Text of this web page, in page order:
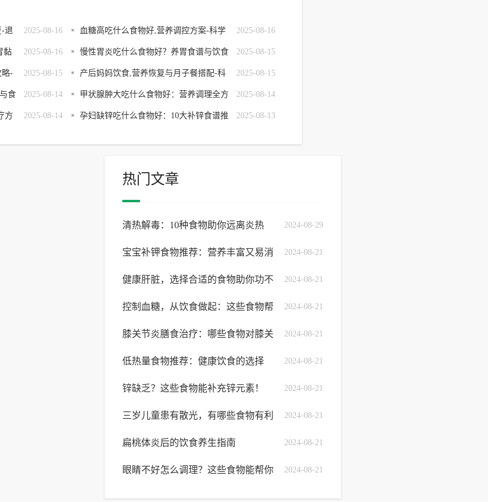
2025-08-16
退 2025-08-16
血糖高吃什么食物好,营养调控方案-科学
控糖指南
2025-08-16
黏 2025-08-15
慢性胃炎吃什么食物好？养胃食谱与饮食
调理指南
2025-08-15
略- 2025-08-15
产后妈妈饮食,营养恢复与月子餐搭配-科
学调理指南
2025-08-14
食 2025-08-14
甲状腺肿大吃什么食物好：营养调理全方
案解析
2025-08-14
方 2025-08-13
孕妇缺锌吃什么食物好：10大补锌食谱推
热门文章
2024-08-29
清热解毒：10种食物助你远离炎热
2024-08-21
宝宝补钾食物推荐：营养丰富又易消
化的食材 2024-08-21
健康肝脏，选择合适的食物助你功不
可没 2024-08-21
控制血糖，从饮食做起：这些食物帮
您降血糖 2024-08-21
膝关节炎膳食治疗：哪些食物对膝关
节炎有益？ 2024-08-21
低热量食物推荐：健康饮食的选择
2024-08-21
锌缺乏？这些食物能补充锌元素！
2024-08-21
三岁儿童患有散光，有哪些食物有利
于改善 2024-08-21
扁桃体炎后的饮食养生指南
2024-08-21
眼睛不好怎么调理？这些食物能帮你
恢复视力